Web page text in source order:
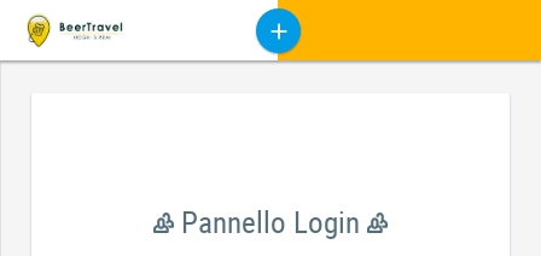
Pannello Login